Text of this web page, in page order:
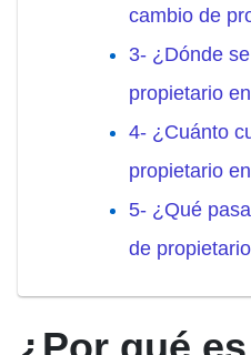
cambio de
3- ¿Dónde
propietario
4- ¿Cuánto
propietario
5- ¿Qué
de